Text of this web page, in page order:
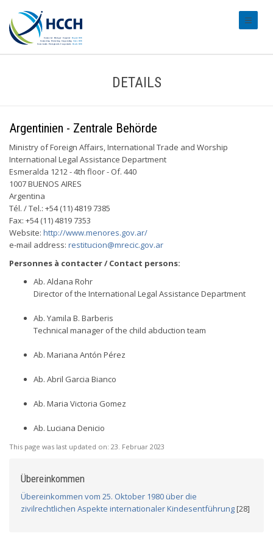
DETAILS
Argentinien - Zentrale Behörde
Ministry of Foreign Affairs, International Trade and Worship
International Legal Assistance Department
Esmeralda 1212 - 4th floor - Of. 440
1007 BUENOS AIRES
Argentina
Tél. / Tel.: +54 (11) 4819 7385
Fax: +54 (11) 4819 7353
Website: http://www.menores.gov.ar/
e-mail address: restitucion@mrecic.gov.ar
Personnes à contacter / Contact persons:
Ab. Aldana Rohr
Director of the International Legal Assistance Department
Ab. Yamila B. Barberis
Technical manager of the child abduction team
Ab. Mariana Antón Pérez
Ab. Abril Garcia Bianco
Ab. Maria Victoria Gomez
Ab. Luciana Denicio
This page was last updated on: 23. Februar 2023
Übereinkommen
Übereinkommen vom 25. Oktober 1980 über die
zivilrechtlichen Aspekte internationaler Kindesentführung[28]